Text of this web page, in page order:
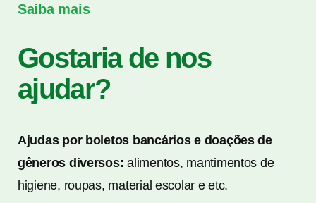
Saiba mais
Gostaria de nos
ajudar?
Ajudas por boletos bancários e doações de
gêneros diversos: alimentos, mantimentos de
higiene, roupas, material escolar e etc.